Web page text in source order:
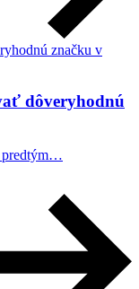
dôveryhodnú
predtým…